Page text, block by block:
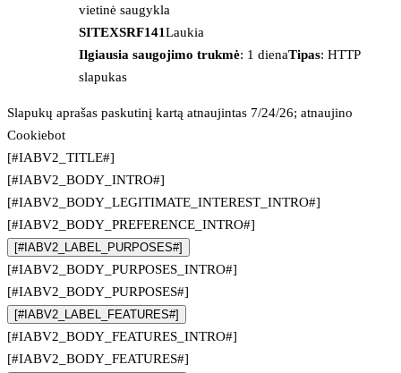
vietinė saugykla
SITEXSRF141Laukia
Ilgiausia saugojimo trukmė: 1 dienaTipas: HTTP
slapukas
Slapukų aprašas paskutinį kartą atnaujintas 7/24/26; atnaujino
Cookiebot
[#IABV2_TITLE#]
[#IABV2_BODY_INTRO#]
[#IABV2_BODY_LEGITIMATE_INTEREST_INTRO#]
[#IABV2_BODY_PREFERENCE_INTRO#]
[#IABV2_LABEL_PURPOSES#]
[#IABV2_BODY_PURPOSES_INTRO#]
[#IABV2_BODY_PURPOSES#]
[#IABV2_LABEL_FEATURES#]
[#IABV2_BODY_FEATURES_INTRO#]
[#IABV2_BODY_FEATURES#]